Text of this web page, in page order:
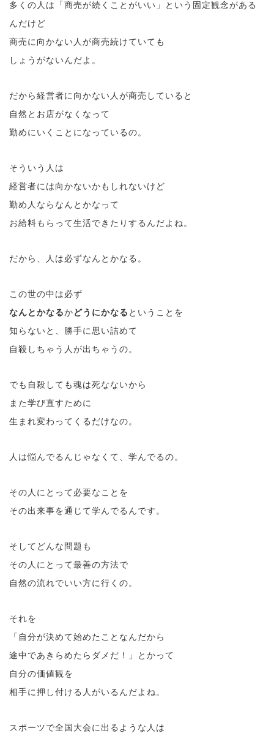
多くの人は「商売が続くことがいい」という固定観念がある
んだけど
商売に向かない人が商売続けていても
しょうがないんだよ。
だから経営者に向かない人が商売していると
自然とお店がなくなって
勤めにいくことになっているの。
そういう人は
経営者には向かないかもしれないけど
勤め人ならなんとかなって
お給料もらって生活できたりするんだよね。
だから、人は必ずなんとかなる。
この世の中は必ず
なんとかなるかどうにかなる ということを
知らないと、勝手に思い詰めて
自殺しちゃう人が出ちゃうの。
でも自殺しても魂は死なないから
また学び直すために
生まれ変わってくるだけなの。
人は悩んでるんじゃなくて、学んでるの。
その人にとって必要なことを
その出来事を通じて学んでるんです。
そしてどんな問題も
その人にとって最善の方法で
自然の流れでいい方に行くの。
それを
「自分が決めて始めたことなんだから
途中であきらめたらダメだ！」とかって
自分の価値観を
相手に押し付ける人がいるんだよね。
スポーツで全国大会に出るような人は